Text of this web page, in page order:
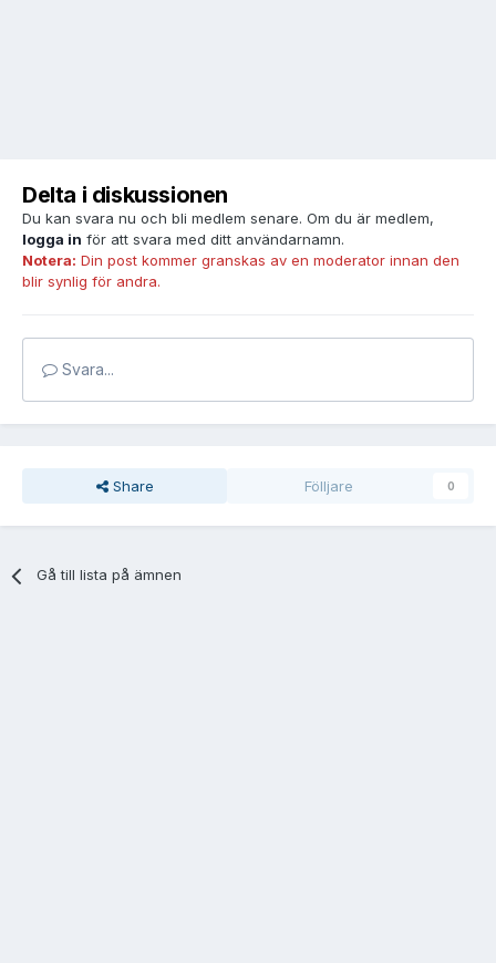
Delta i diskussionen
Du kan svara nu och bli medlem senare. Om du är medlem,
logga in för att svara med ditt användarnamn.
Notera: Din post kommer granskas av en moderator innan den
blir synlig för andra.
Svara...
Share Fölljare 0
Gå till lista på ämnen